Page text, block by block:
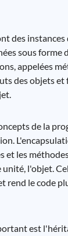
des instances
sous forme
appelées
des objets et
de la
et les
unité, l'objet.
rend le code
est